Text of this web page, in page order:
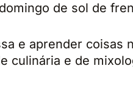
de sol de
e aprender coisas
culinária e de